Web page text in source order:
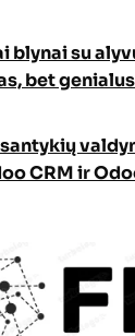
blynai su
bet
CRM ir